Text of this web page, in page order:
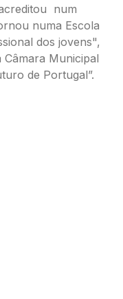
num
numa Escola
dos jovens",
Municipal
de Portugal”.